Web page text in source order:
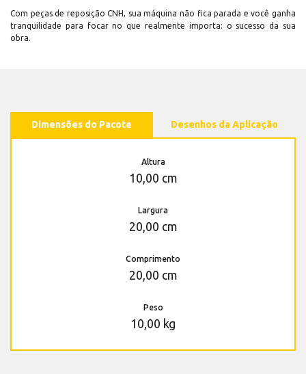
Com peças de reposição CNH, sua máquina não fica parada e você ganha
tranquilidade para focar no que realmente importa: o sucesso da sua
obra.
Dimensões do Pacote Desenhos da Aplicação
Altura
10,00 cm
Largura
20,00 cm
Comprimento
20,00 cm
Peso
10,00 kg